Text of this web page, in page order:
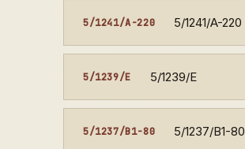
5/1241/A-220 5/1241/A-220
5/1239/E 5/1239/E
5/1237/B1-80 5/1237/B1-80